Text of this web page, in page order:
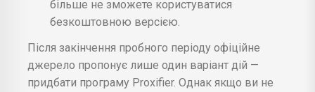
більше не зможете користуватися
безкоштовною версією.
Після закінчення пробного періоду офіційне
джерело пропонує лише один варіант дій —
придбати програму Proxifier. Однак якщо ви не